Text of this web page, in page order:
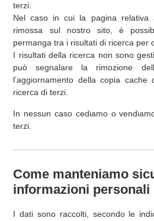
terzi.
Nel caso in cui la pagina relativa
rimossa sul nostro sito, è
permanga tra i risultati di ricerca per
I risultati della ricerca non sono
può segnalare la rimozione
l’aggiornamento della copia
ricerca di terzi.
In nessun caso cediamo o
terzi.
Come manteniamo
informazioni personali
I dati sono raccolti, secondo le